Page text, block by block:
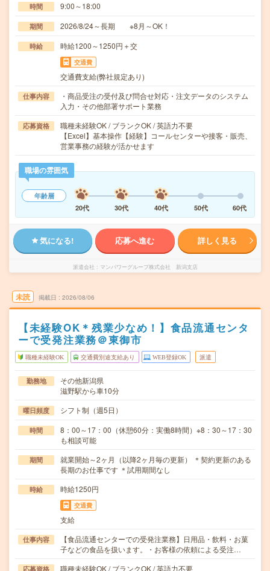
時間 9:00～18:00
期間 2026/8/24～長期 ※8月～OK！
時給 時給1200～1250円＋交
交通費
交通費支給(弊社規定あり)
仕事内容
・商品受注の受付及び問合せ対応・注文データのシステム
入力・その他部署サポート業務
応募資格
職種未経験OK / ブランクOK / 英語力不要
【Excel】基本操作【経験】コールセンターや接客・販売、
営業事務の経験が活かせます
職場の雰囲気
年齢層
20代
30代 40代 50代 60代
気になる! 応募へ進む 詳しく見る
派遣会社 マンパワーグループ株式会社 新潟支店
未読 掲載日 2026/08/06
【未経験OK＊残業少なめ！】食品流通センタ
ーで受発注業務＠東御市
職種未経験OK 交通費別途支給あり WEB登録OK 派遣
勤務地
その他新潟県
滋野駅から車10分
曜日頻度 シフト制（週5日）
時間
8：00～17：00（休憩60分：実働8時間）※8：30～17：30
も相談可能
期間
就業開始～2ヶ月（以降2ヶ月毎の更新） ＊契約更新のある
長期のお仕事です ＊試用期間なし
時給 時給1250円
交通費
支給
仕事内容
【食品流通センターでの受発注業務】日用品・飲料・お菓
子などの食品を扱います。・お客様の依頼による受注…
応募資格 職種未経験OK / ブランクOK / 英語力不要